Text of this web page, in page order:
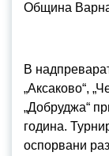
Община
В
„Аксаково“,
„Добруджа“
година.
оспорвани